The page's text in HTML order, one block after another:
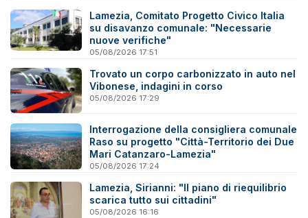
Lamezia, Comitato Progetto Civico Italia
su disavanzo comunale: "Necessarie
nuove verifiche"
05/08/2026 17:51
Trovato un corpo carbonizzato in auto nel
Vibonese, indagini in corso
05/08/2026 17:29
Interrogazione della consigliera comunale
Raso su progetto "Città-Territorio dei Due
Mari Catanzaro-Lamezia"
05/08/2026 17:24
Lamezia, Sirianni: "Il piano di riequilibrio
scarica tutto sui cittadini"
05/08/2026 16:16